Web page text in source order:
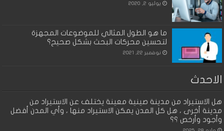
يوليو 2, 2020
ما هو الطول المثالي للموضوعات المجهزة
لتحسين محركات البحث بشكل صحيح؟
نوفمبر 22, 2021
الاحدث
هل الاستيراد من مدينة صينية معينة يختلف عن الاستيراد من
مدينة أخرى ، هل كل المدن يمكن الاستيراد منها ، وأي المدن أفضل
وأجود وأرخص ؟؟